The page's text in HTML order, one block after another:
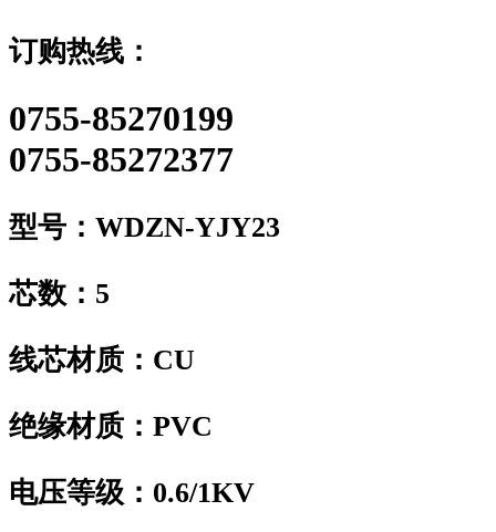
订购热线：
0755-85270199
0755-85272377
型号： WDZN-YJY23
芯数： 5
线芯材质： CU
绝缘材质： PVC
电压等级： 0.6/1KV